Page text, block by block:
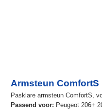
Armsteun ComfortS
Pasklare armsteun ComfortS,
Passend voor: Peugeot 206+